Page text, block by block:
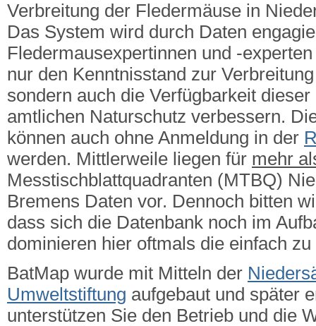
Verbreitung der Fledermäuse in
Das System wird durch Daten
Fledermausexpertinnen und -
nur den Kenntnisstand zur
sondern auch die Verfügbarkeit
amtlichen Naturschutz verbessern.
können auch ohne Anmeldung in der
werden. Mittlerweile liegen für mehr
Messtischblattquadranten (MTBQ)
Bremens Daten vor. Dennoch bitten
dass sich die Datenbank noch im
dominieren hier oftmals die einfach
BatMap wurde mit Mitteln der
Umweltstiftung aufgebaut und später
unterstützen Sie den Betrieb und die